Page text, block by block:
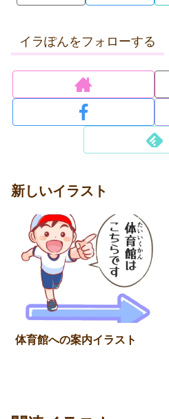
イラぽんをフォローする
新しいイラスト
体育館への案内イラスト